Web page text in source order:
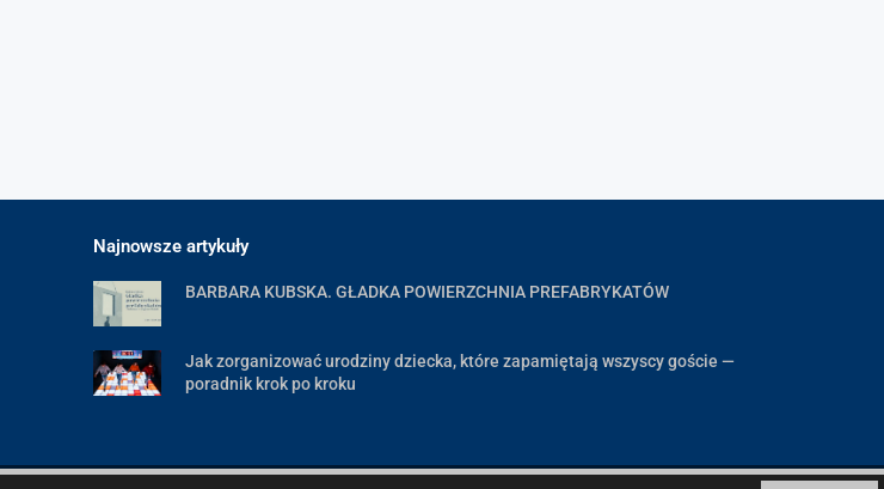
Najnowsze artykuły
BARBARA KUBSKA. GŁADKA POWIERZCHNIA PREFABRYKATÓW
Jak zorganizować urodziny dziecka, które zapamiętają wszyscy goście —
poradnik krok po kroku